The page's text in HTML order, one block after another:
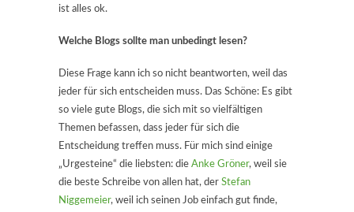
ist alles ok.
Welche Blogs sollte man unbedingt lesen?
Diese Frage kann ich so nicht beantworten, weil das
jeder für sich entscheiden muss. Das Schöne: Es gibt
so viele gute Blogs, die sich mit so vielfältigen
Themen befassen, dass jeder für sich die
Entscheidung treffen muss. Für mich sind einige
„Urgesteine“ die liebsten: die Anke Gröner, weil sie
die beste Schreibe von allen hat, der Stefan
Niggemeier, weil ich seinen Job einfach gut finde,